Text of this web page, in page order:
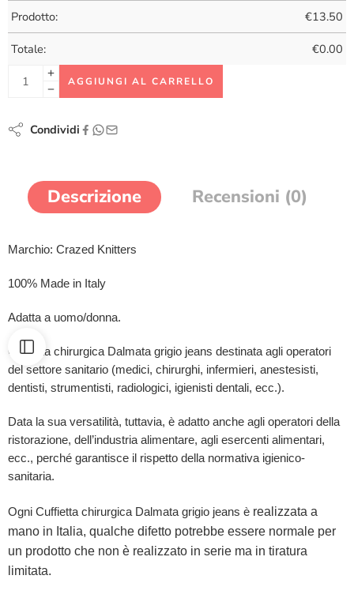
Prodotto: €13.50
Totale: €0.00
AGGIUNGI AL CARRELLO
Condividi
Descrizione Recensioni (0)
Marchio: Crazed Knitters
100% Made in Italy
Adatta a uomo/donna.
Cuffietta chirurgica Dalmata grigio jeans destinata agli operatori
del settore sanitario (medici, chirurghi, infermieri, anestesisti,
dentisti, strumentisti, radiologici, igienisti dentali, ecc.).
Data la sua versatilità, tuttavia, è adatto anche agli operatori della
ristorazione, dell’industria alimentare, agli esercenti alimentari,
ecc., perché garantisce il rispetto della normativa igienico-
sanitaria.
Ogni Cuffietta chirurgica Dalmata grigio jeans è realizzata a
mano in Italia, qualche difetto potrebbe essere normale per
un prodotto che non è realizzato in serie ma in tiratura
limitata.